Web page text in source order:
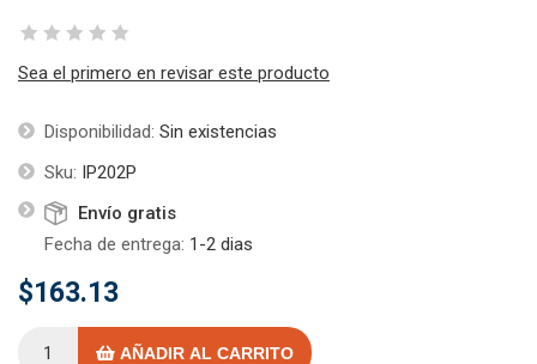
Sea el primero en revisar este producto
Disponibilidad: Sin existencias
Sku:
IP202P
Envío gratis
Fecha de entrega: 1-2 dias
$163.13
AÑADIR AL CARRITO